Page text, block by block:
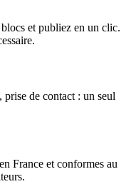
et publiez en un clic.
de contact : un seul
France et conformes au